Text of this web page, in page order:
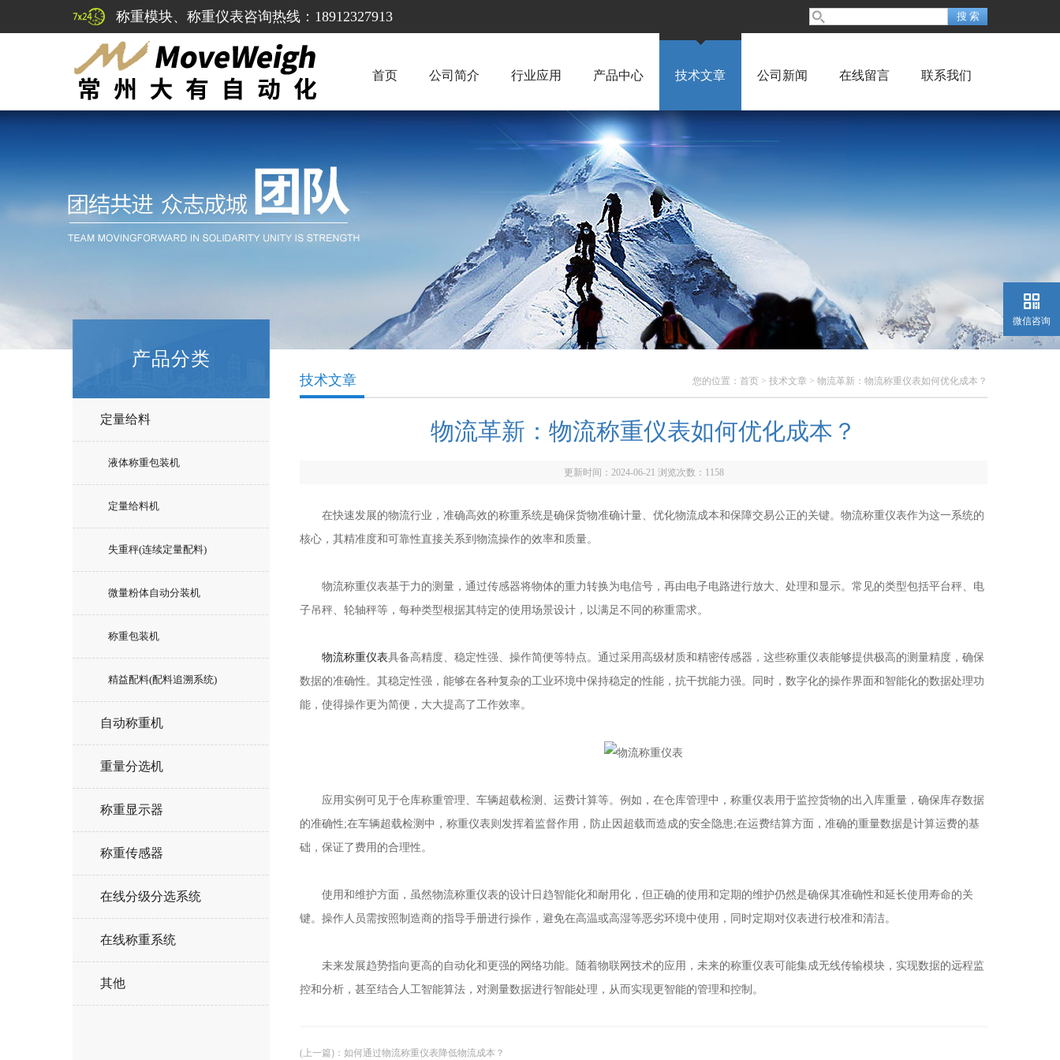
称重模块、称重仪表咨询热线：18912327913
首页 公司简介 行业应用 产品中心 技术文章 公司新闻 在线留言 联系我们
产品分类
定量给料
液体称重包装机
定量给料机
失重秤(连续定量配料)
微量粉体自动分装机
称重包装机
精益配料(配料追溯系统)
自动称重机
重量分选机
称重显示器
称重传感器
在线分级分选系统
在线称重系统
其他
您的位置： 首页 > 技术文章 > 物流革新：物流称重仪表如何优化成本？
技术文章
物流革新：物流称重仪表如何优化成本？
更新时间：2024-06-21 浏览次数： 1158
在快速发展的物流行业，准确高效的称重系统是确保货物准确计量、优化物流成本和保障交易公正的关键。物流称重仪表作为这一系统的
核心，其精准度和可靠性直接关系到物流操作的效率和质量。
物流称重仪表基于力的测量，通过传感器将物体的重力转换为电信号，再由电子电路进行放大、处理和显示。常见的类型包括平台秤、电
子吊秤、轮轴秤等，每种类型根据其特定的使用场景设计，以满足不同的称重需求。
物流称重仪表具备高精度、稳定性强、操作简便等特点。通过采用高级材质和精密传感器，这些称重仪表能够提供极高的测量精度，确保
数据的准确性。其稳定性强，能够在各种复杂的工业环境中保持稳定的性能，抗干扰能力强。同时，数字化的操作界面和智能化的数据处理功
能，使得操作更为简便，大大提高了工作效率。
应用实例可见于仓库称重管理、车辆超载检测、运费计算等。例如，在仓库管理中，称重仪表用于监控货物的出入库重量，确保库存数据
的准确性;在车辆超载检测中，称重仪表则发挥着监督作用，防止因超载而造成的安全隐患;在运费结算方面，准确的重量数据是计算运费的基
础，保证了费用的合理性。
使用和维护方面，虽然物流称重仪表的设计日趋智能化和耐用化，但正确的使用和定期的维护仍然是确保其准确性和延长使用寿命的关
键。操作人员需按照制造商的指导手册进行操作，避免在高温或高湿等恶劣环境中使用，同时定期对仪表进行校准和清洁。
未来发展趋势指向更高的自动化和更强的网络功能。随着物联网技术的应用，未来的称重仪表可能集成无线传输模块，实现数据的远程监
控和分析，甚至结合人工智能算法，对测量数据进行智能处理，从而实现更智能的管理和控制。
(上一篇) ： 如何通过物流称重仪表降低物流成本？
微信咨询